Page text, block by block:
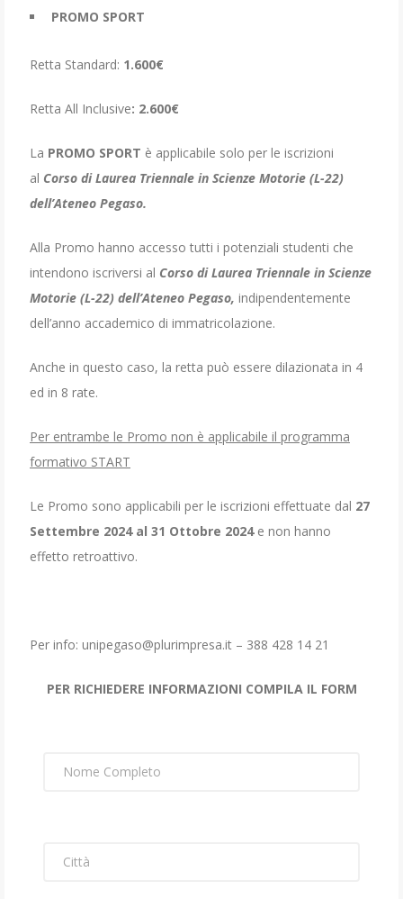
PROMO SPORT
Retta Standard: 1.600€
Retta All Inclusive: 2.600€
La PROMO SPORT è applicabile solo per le iscrizioni
al Corso di Laurea Triennale in Scienze Motorie (L-22)
dell’Ateneo Pegaso.
Alla Promo hanno accesso tutti i potenziali studenti che
intendono iscriversi al Corso di Laurea Triennale in Scienze
Motorie (L-22) dell’Ateneo Pegaso, indipendentemente
dell’anno accademico di immatricolazione.
Anche in questo caso, la retta può essere dilazionata in 4
ed in 8 rate.
Per entrambe le Promo non è applicabile il programma
formativo START
Le Promo sono applicabili per le iscrizioni effettuate dal 27
Settembre 2024 al 31 Ottobre 2024 e non hanno
effetto retroattivo.
Per info: unipegaso@plurimpresa.it – 388 428 14 21
PER RICHIEDERE INFORMAZIONI COMPILA IL FORM